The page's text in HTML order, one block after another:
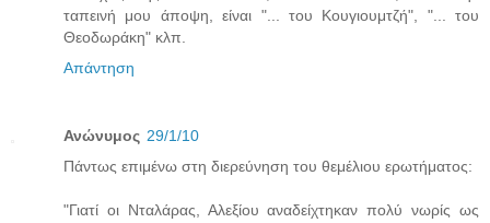
ταπεινή μου άποψη, είναι "... του Κουγιουμτζή", "... του
Θεοδωράκη" κλπ.
Απάντηση
Ανώνυμος 29/1/10
Πάντως επιμένω στη διερεύνηση του θεμέλιου ερωτήματος:
"Γιατί οι Νταλάρας, Αλεξίου αναδείχτηκαν πολύ νωρίς ως